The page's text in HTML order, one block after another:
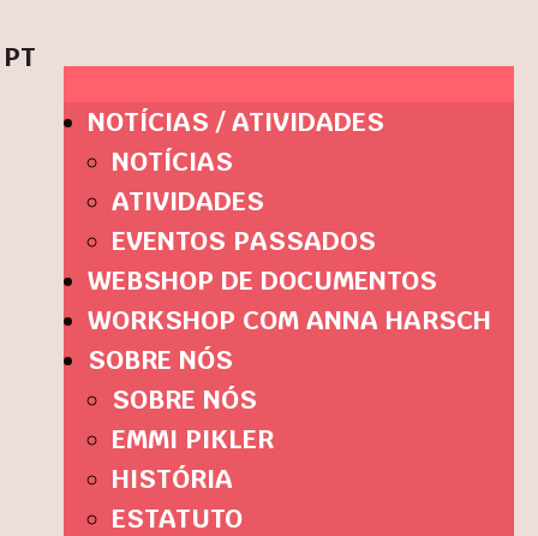
NOTÍCIAS / ATIVIDADES
NOTÍCIAS
ATIVIDADES
EVENTOS PASSADOS
WEBSHOP DE DOCUMENTOS
WORKSHOP COM ANNA HARSCH
SOBRE NÓS
SOBRE NÓS
EMMI PIKLER
HISTÓRIA
ESTATUTO
PT